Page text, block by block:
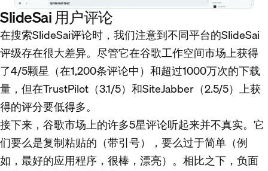
SlideSai 用户评论
在搜索SlideSai评论时，我们注意到不同平台的SlideSai
评级存在很大差异。尽管它在谷歌工作空间市场上获得
了4/5颗星（在1,200条评论中）和超过1000万次的下载
量，但在TrustPilot（3.1/5）和SiteJabber（2.5/5）上获
得的评分要低得多。
接下来，谷歌市场上的许多5星评论听起来并不真实。它
们要么是复制粘贴的（带引号），要么过于简单（例
如，最好的应用程序，很棒，漂亮）。相比之下，负面